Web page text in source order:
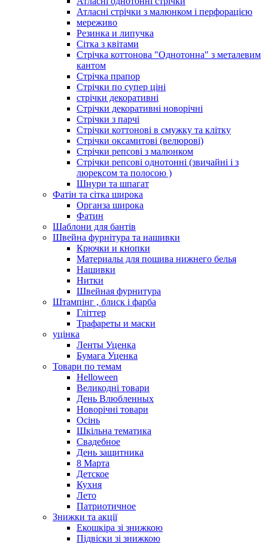
Атласні стрічки з малюнком і перфорацією
мереживо
Резинка и липучка
Сітка з квітами
Стрічка коттонова "Однотонна" з металевим
кантом
Стрічка прапор
Стрічки по супер ціні
стрічки декоративні
Стрічки декоративні новорічні
Стрічки з парчі
Стрічки коттонові в смужку та клітку
Стрічки оксамитові (велюрові)
Стрічки репсові з малюнком
Стрічки репсові однотонні (звичайні і з
люрексом та полосою )
Шнури та шпагат
Фатін та сітка широка
Органза широка
Фатин
Шаблони для бантів
Швейна фурнітура та нашивки
Крючки и кнопки
Материалы для пошива нижнего белья
Нашивки
Нитки
Швейная фурнитура
Штампінг , блиск і фарба
Гліттер
Трафареты и маски
уцінка
Ленты Уценка
Бумага Уценка
Товари по темам
Helloween
Великодні товари
День Влюбленных
Новорічні товари
Осінь
Шкільна тематика
Свадебное
День защитника
8 Марта
Детское
Кухня
Лето
Патриотичное
Знижки та акції
Екошкіра зі знижкою
Підвіски зі знижкою